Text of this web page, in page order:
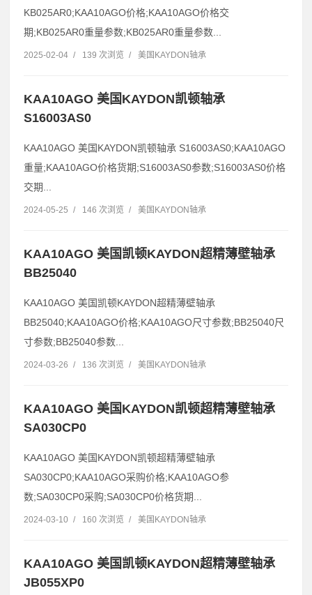
KB025AR0;KAA10AGO价格;KAA10AGO价格交
期;KB025AR0重量参数;KB025AR0重量参数...
2025-02-04 / 139 次浏览 / 美国KAYDON轴承
KAA10AGO 美国KAYDON凯顿轴承
S16003AS0
KAA10AGO 美国KAYDON凯顿轴承 S16003AS0;KAA10AGO
重量;KAA10AGO价格货期;S16003AS0参数;S16003AS0价格
交期...
2024-05-25 / 146 次浏览 / 美国KAYDON轴承
KAA10AGO 美国凯顿KAYDON超精薄壁轴承
BB25040
KAA10AGO 美国凯顿KAYDON超精薄壁轴承
BB25040;KAA10AGO价格;KAA10AGO尺寸参数;BB25040尺
寸参数;BB25040参数...
2024-03-26 / 136 次浏览 / 美国KAYDON轴承
KAA10AGO 美国KAYDON凯顿超精薄壁轴承
SA030CP0
KAA10AGO 美国KAYDON凯顿超精薄壁轴承
SA030CP0;KAA10AGO采购价格;KAA10AGO参
数;SA030CP0采购;SA030CP0价格货期...
2024-03-10 / 160 次浏览 / 美国KAYDON轴承
KAA10AGO 美国凯顿KAYDON超精薄壁轴承
JB055XP0